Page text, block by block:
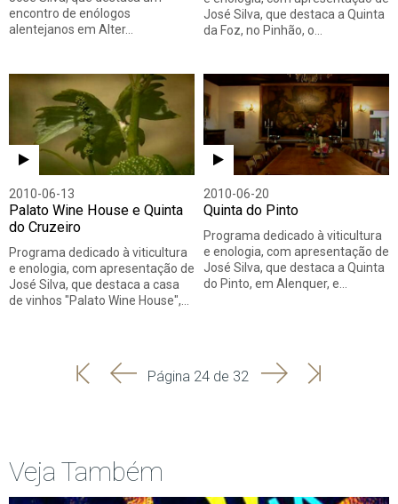
encontro de enólogos
alentejanos em Alter…
José Silva, que destaca a Quinta
da Foz, no Pinhão, o…
2010-06-13
Palato Wine House e Quinta
do Cruzeiro
Programa dedicado à viticultura
e enologia, com apresentação de
José Silva, que destaca a casa
de vinhos "Palato Wine House",…
2010-06-20
Quinta do Pinto
Programa dedicado à viticultura
e enologia, com apresentação de
José Silva, que destaca a Quinta
do Pinto, em Alenquer, e…
'
'
Página 24 de 32 SeguinteÚltima
Veja Também